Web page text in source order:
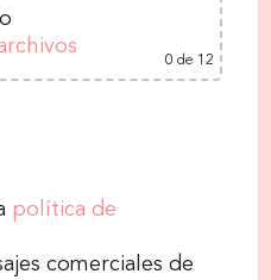
o
0 de 12
política de
comerciales de